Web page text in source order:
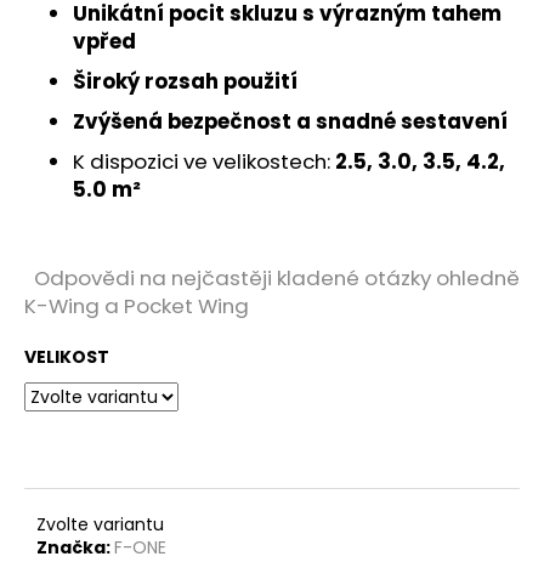
Unikátní pocit skluzu s výrazným tahem
vpřed
Široký rozsah použití
Zvýšená bezpečnost a snadné sestavení
K dispozici ve velikostech: 2.5, 3.0, 3.5, 4.2,
5.0 m²
Odpovědi na nejčastěji kladené otázky ohledně
K-Wing a Pocket Wing
VELIKOST
Zvolte variantu
Značka:F-ONE